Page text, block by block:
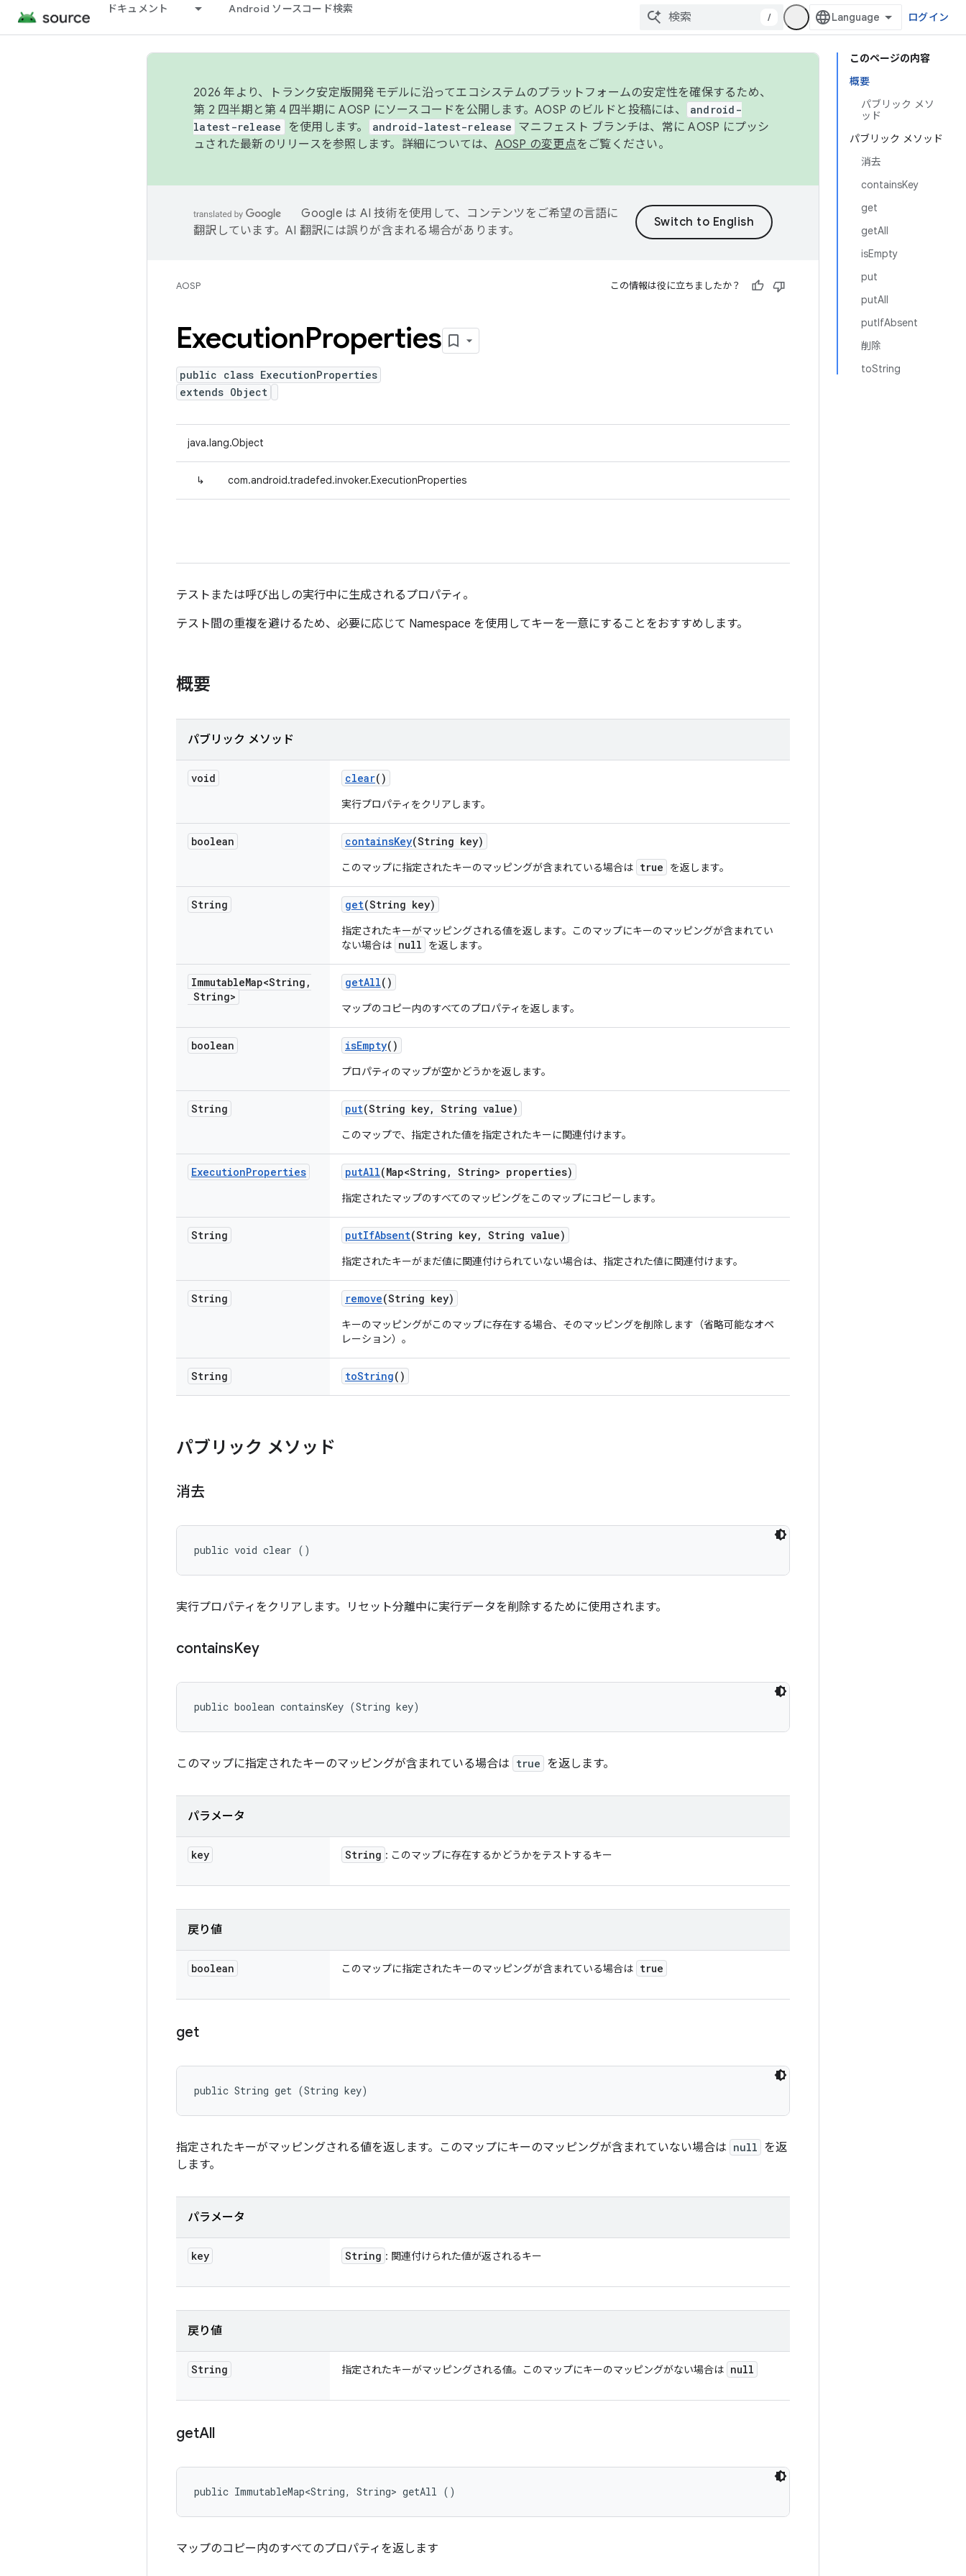
ドキュメント Android ソースコード検索
/ ログイン
このページの内容
概要
パブリック メソ
ッド
パブリック メソッド
消去
containsKey
get
getAll
isEmpty
put
putAll
putIfAbsent
削除
toString
2026 年より、トランク安定版開発モデルに沿ってエコシステムのプラットフォームの安定性を確保するため、
第 2 四半期と第 4 四半期に AOSP にソースコードを公開します。AOSP のビルドと投稿には、
android-
latest-release
を使用します。 android-latest-release マニフェスト ブランチは、常に AOSP にプッシ
ュされた最新のリリースを参照します。詳細については、 AOSP の変更点をご覧ください。
Google は AI 技術を使用して、コンテンツをご希望の言語に
翻訳しています。AI 翻訳には誤りが含まれる場合があります。
AOSP この情報は役に立ちましたか？
ExecutionProperties
public class ExecutionProperties
extends Object
java.lang.Object
↳ com.android.tradefed.invoker.ExecutionProperties
テストまたは呼び出しの実行中に生成されるプロパティ。
テスト間の重複を避けるため、必要に応じて Namespace を使用してキーを一意にすることをおすすめします。
概要
パブリック メソッド
void clear()
実行プロパティをクリアします。
boolean containsKey(String key)
このマップに指定されたキーのマッピングが含まれている場合は true を返します。
String get(String key)
指定されたキーがマッピングされる値を返します。このマップにキーのマッピングが含まれてい
ない場合は null を返します。
ImmutableMap<String ,
String>
getAll()
マップのコピー内のすべてのプロパティを返します。
boolean isEmpty()
プロパティのマップが空かどうかを返します。
String put(String key, String value)
このマップで、指定された値を指定されたキーに関連付けます。
ExecutionProperties putAll(Map<String , String> properties)
指定されたマップのすべてのマッピングをこのマップにコピーします。
String putIfAbsent(String key, String value)
指定されたキーがまだ値に関連付けられていない場合は、指定された値に関連付けます。
String remove(String key)
キーのマッピングがこのマップに存在する場合、そのマッピングを削除します（省略可能なオペ
レーション）。
String toString()
パブリック メソッド
消去
public void clear ()
実行プロパティをクリアします。リセット分離中に実行データを削除するために使用されます。
containsKey
public boolean containsKey (String key)
このマップに指定されたキーのマッピングが含まれている場合は true を返します。
パラメータ
key String : このマップに存在するかどうかをテストするキー
戻り値
boolean このマップに指定されたキーのマッピングが含まれている場合は true
get
public String get (String key)
指定されたキーがマッピングされる値を返します。このマップにキーのマッピングが含まれていない場合は null を返
します。
パラメータ
key String : 関連付けられた値が返されるキー
戻り値
String 指定されたキーがマッピングされる値。このマップにキーのマッピングがない場合は null
getAll
public ImmutableMap<String, String> getAll ()
マップのコピー内のすべてのプロパティを返します